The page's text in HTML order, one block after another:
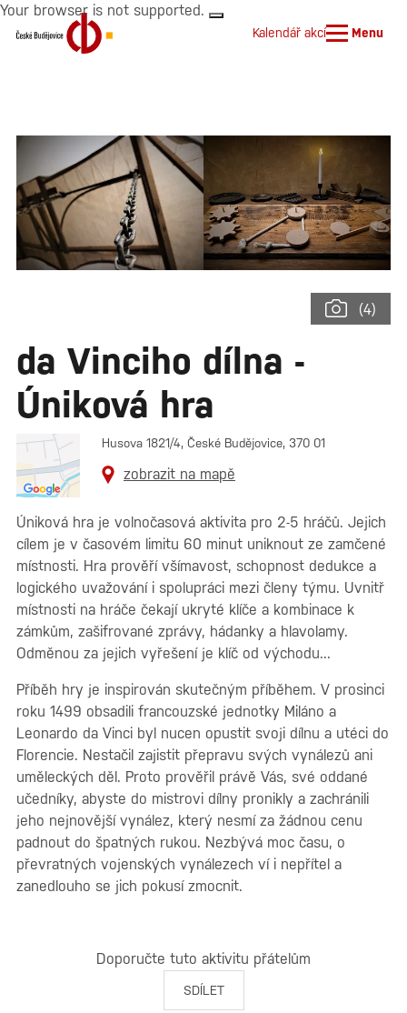
Your browser is not supported.
Kalendář akcí Menu
(4)
da Vinciho dílna -
Úniková hra
Husova 1821/4, České Budějovice, 370 01
zobrazit na mapě
Úniková hra je volnočasová aktivita pro 2-5 hráčů. Jejich
cílem je v časovém limitu 60 minut uniknout ze zamčené
místnosti. Hra prověří všímavost, schopnost dedukce a
logického uvažování i spolupráci mezi členy týmu. Uvnitř
místnosti na hráče čekají ukryté klíče a kombinace k
zámkům, zašifrované zprávy, hádanky a hlavolamy.
Odměnou za jejich vyřešení je klíč od východu...
Příběh hry je inspirován skutečným příběhem. V prosinci
roku 1499 obsadili francouzské jednotky Miláno a
Leonardo da Vinci byl nucen opustit svoji dílnu a utéci do
Florencie. Nestačil zajistit přepravu svých vynálezů ani
uměleckých děl. Proto prověřil právě Vás, své oddané
učedníky, abyste do mistrovi dílny pronikly a zachránili
jeho nejnovější vynález, který nesmí za žádnou cenu
padnout do špatných rukou. Nezbývá moc času, o
převratných vojenských vynálezech ví i nepřítel a
zanedlouho se jich pokusí zmocnit.
Doporučte tuto aktivitu přátelům
SDÍLET